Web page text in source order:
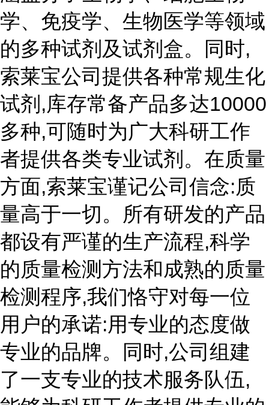
学、免疫学、生物医学等领域
的多种试剂及试剂盒。同时,
索莱宝公司提供各种常规生化
试剂,库存常备产品多达10000
多种,可随时为广大科研工作
者提供各类专业试剂。在质量
方面,索莱宝谨记公司信念:质
量高于一切。所有研发的产品
都设有严谨的生产流程,科学
的质量检测方法和成熟的质量
检测程序,我们恪守对每一位
用户的承诺:用专业的态度做
专业的品牌。同时,公司组建
了一支专业的技术服务队伍,